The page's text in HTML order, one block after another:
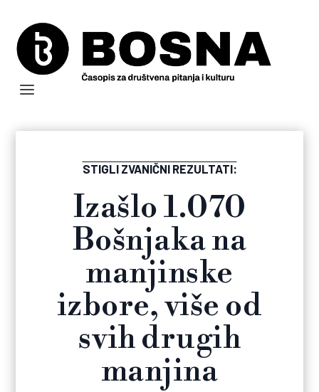
STIGLI ZVANIČNI REZULTATI:
Izašlo 1.070
Bošnjaka na
manjinske
izbore, više od
svih drugih
manjina